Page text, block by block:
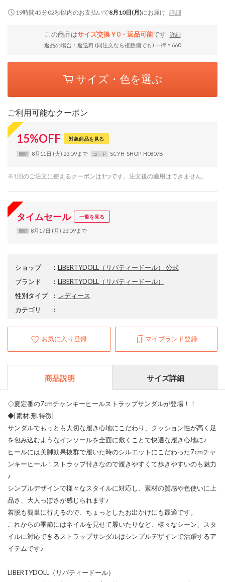
19時間45分01秒以内のお支払いで8月10日(月)にお届け 詳細
この商品はサイズ交換￥0・返品可能です
詳細
返品の場合：返送料 (同注文なら複数個でも) 一律￥660
サイズ・色を選ぶ
ご利用可能なクーポン
15%OFF 対象商品を見る
期間 8月11日 (火) 23:59まで コード SCYH-SHOP-H0807B
※1回のご注文に使えるクーポンは1つです。注文後の適用はできません。
タイムセール 一覧を見る
期間 8月17日 (月) 23:59まで
ショップ ： LiBERTYDOLL（リバティードール） 公式
ブランド
： LiBERTYDOLL
（リバティードール）
性別タイプ
： レディース
カテゴリ
：
お気に入り登録 マイブランド登録
商品説明 サイズ詳細
◇夏定番の7cmチャンキーヒールストラップサンダルが登場！！
◆[素材.形.特徴]
サンダルでもっとも大切な履き心地にこだわり、クッション性が高く足
を包み込むようなインソールを全面に敷くことで快適な履き心地に♪
ヒールには美脚効果抜群で履いた時のシルエットにこだわった7cmチャ
ンキーヒール！ストラップ付きなので履きやすくて歩きやすいのも魅力
♪
シンプルデザインで様々なスタイルに対応し、素材の質感や色使いに上
品さ、大人っぽさが感じられます♪
着脱も簡単に行えるので、ちょっとしたお出かけにも最適です。
これからの季節にはネイルを見せて履いたりなど、様々なシーン、スタ
イルに対応できるストラップサンダルはシンプルデザインで活躍するア
イテムです♪
LIBERTYDOLL（リバティードール）